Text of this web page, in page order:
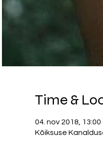
Time &
04. nov 2018, 13:00
Kõiksuse